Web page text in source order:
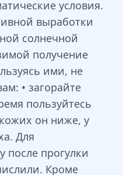
условия.
выработки
солнечной
получение
ими, не
• загорайте
пользуйтесь
он ниже, у
Для
после прогулки
Кроме